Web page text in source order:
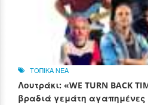
ΤΟΠΙΚΑ ΝΕΑ
Λουτράκι: «WE TURN BACK
βραδιά γεμάτη αγαπημένες